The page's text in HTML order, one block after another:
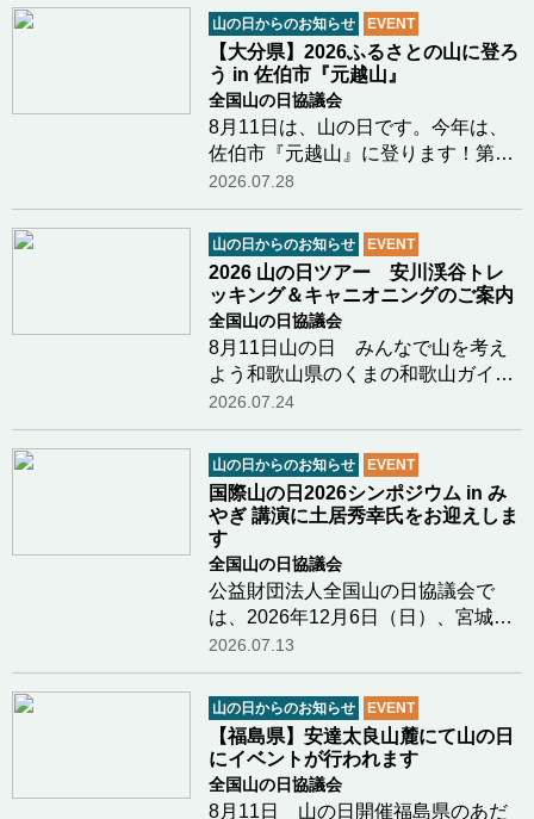
とし、雪氷学、海外登山遠征の記
録、登山用具・装備の解説等、安全
登山に資する個別…つづきを読む
山の日からのお知らせ EVENT
【大分県】2026ふるさとの山に登ろ
う in 佐伯市『元越山』
全国山の日協議会
8月11日は、山の日です。今年は、
佐伯市『元越山』に登ります！第５
回「山の日」記念全国大会開催地の
大分県。大分県山の日登山実行委員
会（大分県山岳連盟・大分勤労者山
岳連盟・日本山岳会東九州支部）で
は、毎年ふるさの…つづきを読む
2026.07.28
山の日からのお知らせ EVENT
2026 山の日ツアー 安川渓谷トレ
ッキング＆キャニオニングのご案内
全国山の日協議会
8月11日山の日 みんなで山を考え
よう和歌山県のくまの和歌山ガイド
クラブ新田さまより8月11日山の日
に行われるイベントのご案内があり
ましたのでご紹介します鳥のさえず
り、川のせせらぎ、木漏れ日、川の
水の冷たさ和歌山…つづきを読む
2026.07.24
山の日からのお知らせ EVENT
国際山の日2026シンポジウム in み
やぎ 講演に土居秀幸氏をお迎えしま
す
全国山の日協議会
公益財団法人全国山の日協議会で
は、2026年12月6日（日）、宮城県
栗原市において「国際山の日2026シ
ンポジウム in みやぎ」を開催しま
す。 本シンポジウムでは、「生物多
様性」をメインテーマに掲げ、山や
森が育む自然の恵…つづきを読む
2026.07.13
山の日からのお知らせ EVENT
【福島県】安達太良山麓にて山の日
にイベントが行われます
全国山の日協議会
8月11日 山の日開催福島県のあだ